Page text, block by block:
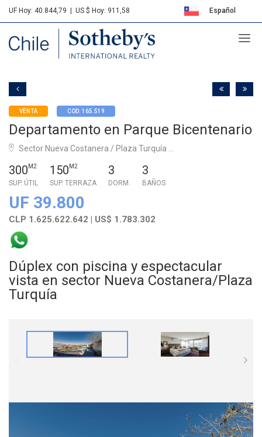
UF Hoy: 40.844,79 US $ Hoy: 911,58 Español
Sotheby's
VENTA COD: 165.519
Departamento en Parque Bicentenario
Sector Nueva Costanera / Plaza Turquía ...
300 M2
SUP. ÚTIL
150 M2
SUP. TERRAZA
3
DORM.
3
BAÑOS
UF 39.800
CLP 1.625.622.642 | US$ 1.783.302
Dúplex con piscina y espectacular
vista en sector Nueva Costanera/Plaza
Turquía